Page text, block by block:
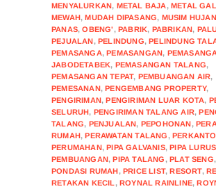
MENYALURKAN, METAL BAJA,METAL
MEWAH,MUDAH DIPASANG, MUSIM HUJAN
PANAS,OBENG' ,PABRIK, PABRIKAN,
PEJUALAN,PELINDUNG,PELINDUNG
PEMASANGA,PEMASANGAN,
JABODETABEK, PEMASANGAN TALANG,
PEMASANGAN TEPAT, PEMBUANGAN AIR,
PEMESANAN,PENGEMBANG PROPERTY,
PENGIRIMAN,PENGIRIMAN LUAR KOTA,
SELURUH, PENGIRIMAN TALANG AIR,
TALANG, PENJUALAN, PEPOHONAN,
RUMAH,PERAWATAN TALANG ,
PERUMAHAN,PIPA GALVANIS,PIPA LURUS
PEMBUANGAN,PIPA TALANG ,PLAT SENG
PONDASI RUMAH,PRICE LIST,RESORT,
RETAKAN KECIL ,ROYNAL RAINLINE,